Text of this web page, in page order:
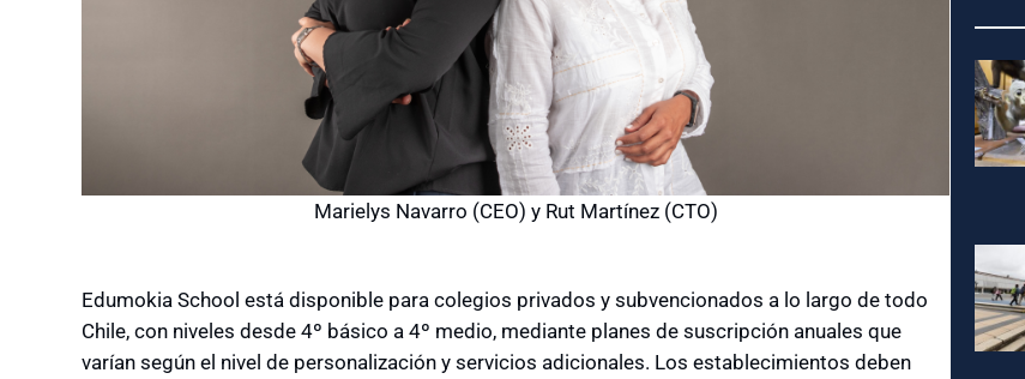
Marielys Navarro (CEO) y Rut Martínez (CTO)
Edumokia School está disponible para colegios privados y subvencionados a lo largo de todo
Chile, con niveles desde 4º básico a 4º medio, mediante planes de suscripción anuales que
varían según el nivel de personalización y servicios adicionales. Los establecimientos deben